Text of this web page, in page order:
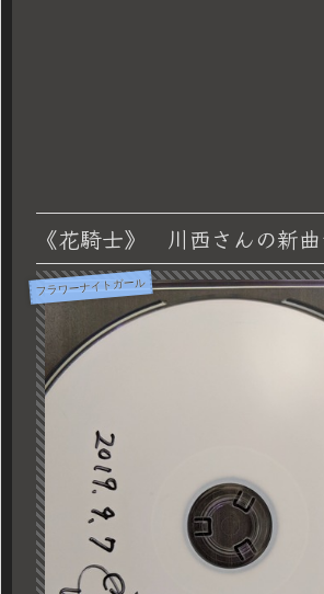
《花騎士》 川西さんの新
フラワーナイトガール